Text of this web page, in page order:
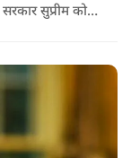
सुप्रीम कोर्ट